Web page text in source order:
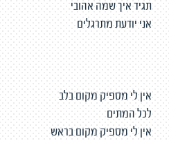
תגיד איך שמה אהובי
אני יודעת מתרגלים
אין לי מספיק מקום בלב
לכל המתים
אין לי מספיק מקום בראש